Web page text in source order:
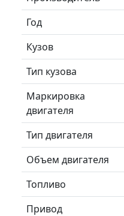
Год
Кузов
Тип кузова
Маркировка
двигателя
Тип двигателя
Объем двигателя
Топливо
Привод